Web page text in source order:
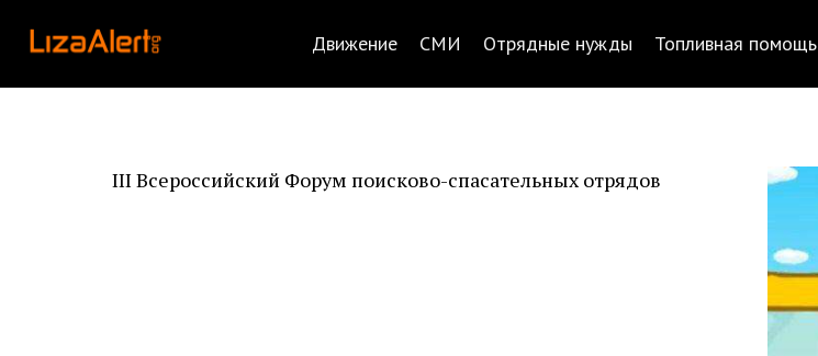
Движение СМИ Отрядные нужды Топливная помощь
III Всероссийский Форум поисково-спасательных отрядов